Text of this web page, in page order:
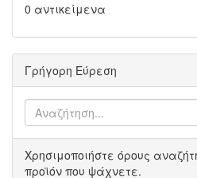
0 αντικείμενα
Γρήγορη Εύρεση
Χρησιμοποιήστε όρους
προϊόν που ψάχνετε.